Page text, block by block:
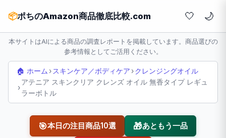
📦ポちのAmazon商品徹底比較.com 🤍
本サイトはAIによる商品の調査レポートを掲載しています。商品選びの
参考情報としてご活用ください。
🏠 ホーム › スキンケア／ボディケア ›クレンジングオイル
›
アテニア スキンクリア クレンズ オイル 無香タイプ レギュ
ラーボトル
🎯本日の注目商品10選 🎁あともう一品